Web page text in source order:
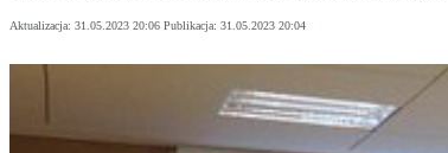
Aktualizacja: 31.05.2023 20:06 Publikacja: 31.05.2023 20:04